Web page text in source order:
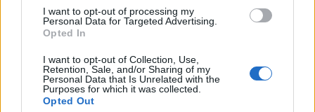
I want to opt-out of processing my
Personal Data for Targeted Advertising.
Opted In
I want to opt-out of Collection, Use,
Retention, Sale, and/or Sharing of my
Personal Data that Is Unrelated with the
Purposes for which it was collected.
Opted Out